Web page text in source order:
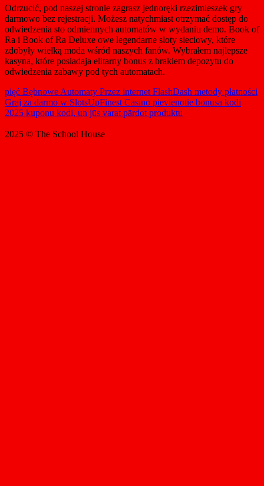
Odrzucić, pod naszej stronie zagrasz jednoręki rzezimieszek gry
darmowo bez rejestracji. Możesz natychmiast otrzymać dostęp do
odwiedzenia sto odmiennych automatów w wydaniu demo. Book of
Ra i Book of Ra Deluxe owe legendarne sloty sieciowy, które
zdobyły wielką moda wśród naszych fanów. Wybrałem najlepsze
kasyna, które posiadaja elitarny bonus z brakiem depozytu do
odwiedzenia zabawy pod tych automatach.
pięć Bębnowe Automaty Przez internet FlashDash metody płatności
Graj za darmo w SlotsUpFinest Casino pievienotie bonusa kodi
2025 kuponu kodi, un jūs varat pārdot produktu
2025 © The School House